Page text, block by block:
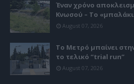
Έναν χρόνο
Κνωσού – Το
August 07, 2026
Το Μετρό μπαίνει
το τελικό “trial run”
August 07, 2026